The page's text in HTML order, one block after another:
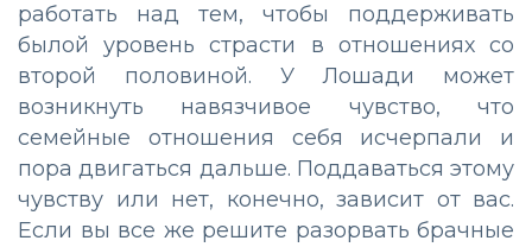
работать над тем, чтобы поддерживать
былой уровень страсти в отношениях со
второй половиной. У Лошади может
возникнуть навязчивое чувство, что
семейные отношения себя исчерпали и
пора двигаться дальше. Поддаваться этому
чувству или нет, конечно, зависит от вас.
Если вы все же решите разорвать брачные